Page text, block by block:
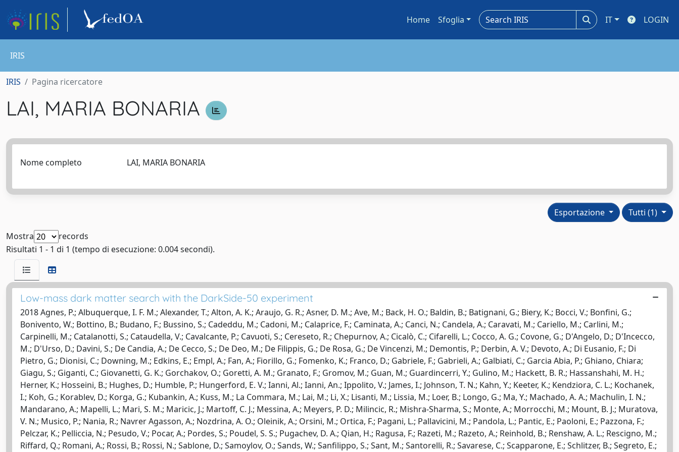
Home Sfoglia IT LOGIN
IRIS
IRIS Pagina ricercatore
LAI, MARIA BONARIA
Nome completo LAI, MARIA BONARIA
Tutti (1)
Esportazione
Mostra
records
Risultati 1 - 1 di 1 (tempo di esecuzione: 0.004 secondi).
Low-mass dark matter search with the DarkSide-50 experiment
2018 Agnes, P.; Albuquerque, I. F. M.; Alexander, T.; Alton, A. K.; Araujo, G. R.; Asner, D. M.; Ave, M.; Back, H. O.; Baldin, B.; Batignani, G.; Biery, K.; Bocci, V.; Bonfini, G.;
Bonivento, W.; Bottino, B.; Budano, F.; Bussino, S.; Cadeddu, M.; Cadoni, M.; Calaprice, F.; Caminata, A.; Canci, N.; Candela, A.; Caravati, M.; Cariello, M.; Carlini, M.;
Carpinelli, M.; Catalanotti, S.; Cataudella, V.; Cavalcante, P.; Cavuoti, S.; Cereseto, R.; Chepurnov, A.; Cicalò, C.; Cifarelli, L.; Cocco, A. G.; Covone, G.; D'Angelo, D.; D'Incecco,
M.; D'Urso, D.; Davini, S.; De Candia, A.; De Cecco, S.; De Deo, M.; De Filippis, G.; De Rosa, G.; De Vincenzi, M.; Demontis, P.; Derbin, A. V.; Devoto, A.; Di Eusanio, F.; Di
Pietro, G.; Dionisi, C.; Downing, M.; Edkins, E.; Empl, A.; Fan, A.; Fiorillo, G.; Fomenko, K.; Franco, D.; Gabriele, F.; Gabrieli, A.; Galbiati, C.; Garcia Abia, P.; Ghiano, Chiara;
Giagu, S.; Giganti, C.; Giovanetti, G. K.; Gorchakov, O.; Goretti, A. M.; Granato, F.; Gromov, M.; Guan, M.; Guardincerri, Y.; Gulino, M.; Hackett, B. R.; Hassanshahi, M. H.;
Herner, K.; Hosseini, B.; Hughes, D.; Humble, P.; Hungerford, E. V.; Ianni, Al.; Ianni, An.; Ippolito, V.; James, I.; Johnson, T. N.; Kahn, Y.; Keeter, K.; Kendziora, C. L.; Kochanek,
I.; Koh, G.; Korablev, D.; Korga, G.; Kubankin, A.; Kuss, M.; La Commara, M.; Lai, M.; Li, X.; Lisanti, M.; Lissia, M.; Loer, B.; Longo, G.; Ma, Y.; Machado, A. A.; Machulin, I. N.;
Mandarano, A.; Mapelli, L.; Mari, S. M.; Maricic, J.; Martoff, C. J.; Messina, A.; Meyers, P. D.; Milincic, R.; Mishra-Sharma, S.; Monte, A.; Morrocchi, M.; Mount, B. J.; Muratova,
V. N.; Musico, P.; Nania, R.; Navrer Agasson, A.; Nozdrina, A. O.; Oleinik, A.; Orsini, M.; Ortica, F.; Pagani, L.; Pallavicini, M.; Pandola, L.; Pantic, E.; Paoloni, E.; Pazzona, F.;
Pelczar, K.; Pelliccia, N.; Pesudo, V.; Pocar, A.; Pordes, S.; Poudel, S. S.; Pugachev, D. A.; Qian, H.; Ragusa, F.; Razeti, M.; Razeto, A.; Reinhold, B.; Renshaw, A. L.; Rescigno, M.;
Riffard, Q.; Romani, A.; Rossi, B.; Rossi, N.; Sablone, D.; Samoylov, O.; Sands, W.; Sanfilippo, S.; Sant, M.; Santorelli, R.; Savarese, C.; Scapparone, E.; Schlitzer, B.; Segreto, E.;